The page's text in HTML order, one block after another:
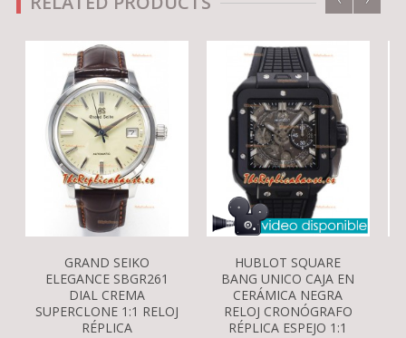
GRAND SEIKO
ELEGANCE SBGR261
DIAL CREMA
SUPERCLONE 1:1 RELOJ
RÉPLICA
HUBLOT SQUARE
BANG UNICO CAJA EN
CERÁMICA NEGRA
RELOJ CRONÓGRAFO
RÉPLICA ESPEJO 1:1